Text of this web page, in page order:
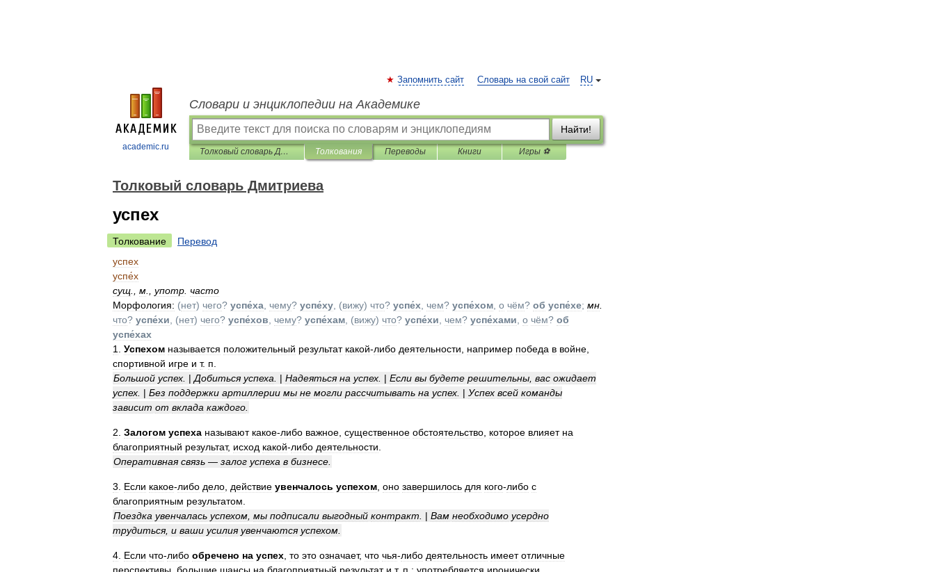
academic.ru
RU
Запомнить сайт Словарь на свой сайт
Словари и энциклопедии на Академике
Найти!
Толковый словарь Дмитриева Толкования Переводы Книги Игры ⚽
Толковый словарь Дмитриева
успех
Толкование
Перевод
успех
успе́х
сущ
м употр часто
Морфология: (нет) чего? успе́ха чему? успе́ху , (вижу) что? успе́х чем? успе́хом о чём? об успе́хе; мн
что? успе́хи , (нет) чего? успе́хов чему? успе́хам , (вижу) что? успе́хи чем? успе́хами о чём? об
успе́хах
1
Успехом называется положительный результат какой-либо деятельности например победа в войне
спортивной игре и т. п
Большой успех | Добиться успеха | Надеяться на успех | Если вы будете решительны вас ожидает
успех | Без поддержки артиллерии мы не могли рассчитывать на успех | Успех всей команды
зависит от вклада каждого
2 Залогом успеха называют какое-либо важное существенное обстоятельство которое влияет на
благоприятный результат, исход какой-либо деятельности
Оперативная связь — залог успеха в бизнесе
3 Если какое-либо дело действие увенчалось успехом оно завершилось для кого-либо с
благоприятным результатом
Поездка увенчалась успехом мы подписали выгодный контракт | Вам необходимо усердно
трудиться, и ваши усилия увенчаются успехом
4 Если что-либо обречено на успех то это означает, что чья-либо деятельность имеет отличные